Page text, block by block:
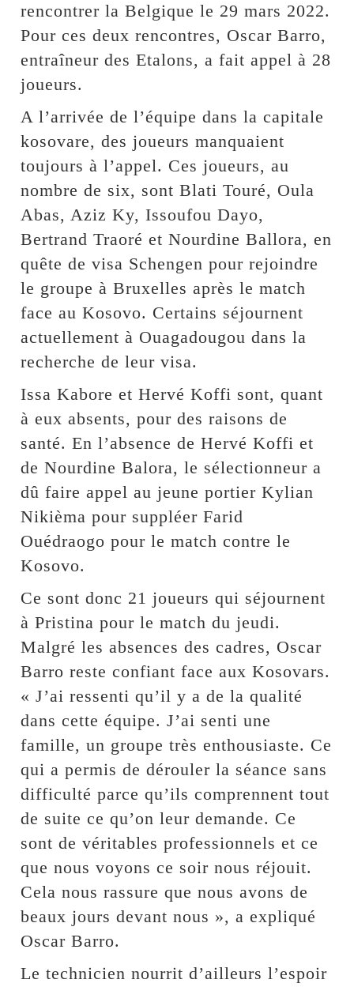
rencontrer la Belgique le 29 mars 2022.
Pour ces deux rencontres, Oscar Barro,
entraîneur des Etalons, a fait appel à 28
joueurs.
A l’arrivée de l’équipe dans la capitale
kosovare, des joueurs manquaient
toujours à l’appel. Ces joueurs, au
nombre de six, sont Blati Touré, Oula
Abas, Aziz Ky, Issoufou Dayo,
Bertrand Traoré et Nourdine Ballora, en
quête de visa Schengen pour rejoindre
le groupe à Bruxelles après le match
face au Kosovo. Certains séjournent
actuellement à Ouagadougou dans la
recherche de leur visa.
Issa Kabore et Hervé Koffi sont, quant
à eux absents, pour des raisons de
santé. En l’absence de Hervé Koffi et
de Nourdine Balora, le sélectionneur a
dû faire appel au jeune portier Kylian
Nikièma pour suppléer Farid
Ouédraogo pour le match contre le
Kosovo.
Ce sont donc 21 joueurs qui séjournent
à Pristina pour le match du jeudi.
Malgré les absences des cadres, Oscar
Barro reste confiant face aux Kosovars.
« J’ai ressenti qu’il y a de la qualité
dans cette équipe. J’ai senti une
famille, un groupe très enthousiaste. Ce
qui a permis de dérouler la séance sans
difficulté parce qu’ils comprennent tout
de suite ce qu’on leur demande. Ce
sont de véritables professionnels et ce
que nous voyons ce soir nous réjouit.
Cela nous rassure que nous avons de
beaux jours devant nous », a expliqué
Oscar Barro.
Le technicien nourrit d’ailleurs l’espoir